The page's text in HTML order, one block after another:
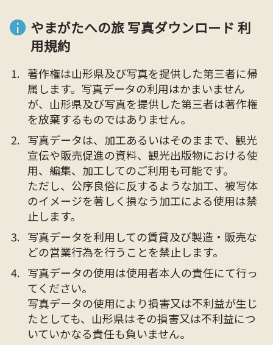
やまがたへの旅 写真ダウンロード 利
用規約
著作権は山形県及び写真を提供した第三者に帰
属します。写真データの利用はかまいません
が、山形県及び写真を提供した第三者は著作権
を放棄するものではありません。
写真データは、加工あるいはそのままで、観光
宣伝や販売促進の資料、観光出版物における使
用、編集、加工してのご利用も可能です。
ただし、公序良俗に反するような加工、被写体
のイメージを著しく損なう加工による使用は禁
止します。
写真データを利用しての賃貸及び製造・販売な
どの営業行為を行うことを禁止します。
写真データの使用は使用者本人の責任にて行っ
てください。
写真データの使用により損害又は不利益が生じ
たとしても、山形県はその損害又は不利益につ
いていかなる責任も負いません。